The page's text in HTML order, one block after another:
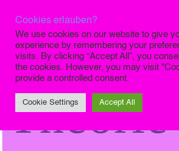
Die
Theorie
Cookies erlauben?
We use cookies on our website to give
experience by remembering your
visits. By clicking “Accept All”, you
the cookies. However, you may visit
provide a controlled consent.
Cookie Settings Accept All